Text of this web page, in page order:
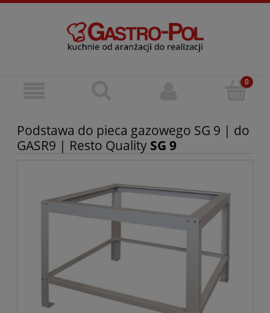
Podstawa do pieca gazowego SG 9 | do
GASR9 | Resto Quality SG 9